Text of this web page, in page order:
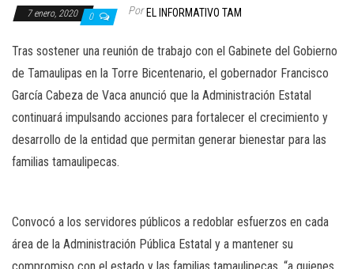
7 enero, 2020 0 Por EL INFORMATIVO TAM
Tras sostener una reunión de trabajo con el Gabinete del Gobierno
de Tamaulipas en la Torre Bicentenario, el gobernador Francisco
García Cabeza de Vaca anunció que la Administración Estatal
continuará impulsando acciones para fortalecer el crecimiento y
desarrollo de la entidad que permitan generar bienestar para las
familias tamaulipecas.
Convocó a los servidores públicos a redoblar esfuerzos en cada
área de la Administración Pública Estatal y a mantener su